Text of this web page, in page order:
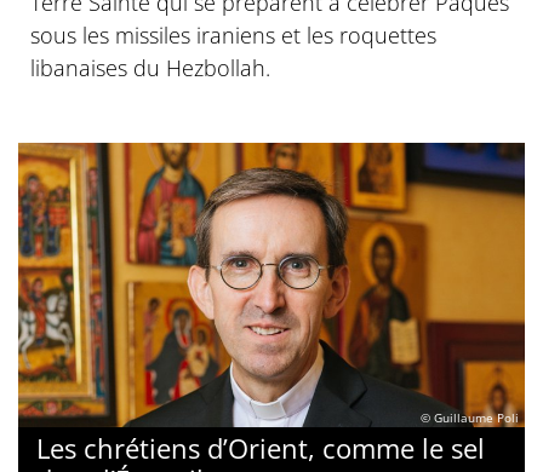
sous les missiles iraniens et les roquettes
libanaises du Hezbollah.
© Guillaume Poli
Les chrétiens d’Orient, comme le sel